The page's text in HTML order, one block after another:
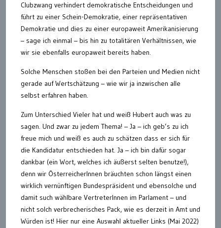
Clubzwang verhindert demokratische Entscheidungen und
führt zu einer Schein-Demokratie, einer repräsentativen
Demokratie und dies zu einer europaweit Amerikanisierung
– sage ich einmal – bis hin zu totalitären Verhältnissen, wie
wir sie ebenfalls europaweit bereits haben.
Solche Menschen stoßen bei den Parteien und Medien nicht
gerade auf Wertschätzung – wie wir ja inzwischen alle
selbst erfahren haben.
Zum Unterschied Vieler hat und weiß Hubert auch was zu
sagen. Und zwar zu jedem Thema! – Ja – ich geb’s zu ich
freue mich und weiß es auch zu schätzen dass er sich für
die Kandidatur entschieden hat. Ja – ich bin dafür sogar
dankbar (ein Wort, welches ich äußerst selten benutze!),
denn wir ÔsterreicherInnen bräuchten schon längst einen
wirklich vernünftigen Bundespräsident und ebensolche und
damit such wählbare VertreterInnen im Parlament – und
nicht solch verbrecherisches Pack, wie es derzeit in Amt und
Würden ist! Hier nur eine Auswahl aktueller Links (Mai 2022)